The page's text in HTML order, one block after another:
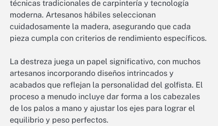
técnicas tradicionales de carpintería y tecnología
moderna. Artesanos hábiles seleccionan
cuidadosamente la madera, asegurando que cada
pieza cumpla con criterios de rendimiento específicos.
La destreza juega un papel significativo, con muchos
artesanos incorporando diseños intrincados y
acabados que reflejan la personalidad del golfista. El
proceso a menudo incluye dar forma a los cabezales
de los palos a mano y ajustar los ejes para lograr el
equilibrio y peso perfectos.